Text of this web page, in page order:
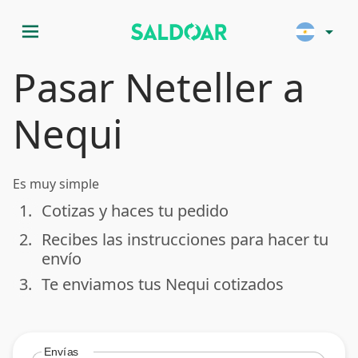
menu arrow_drop_down
Pasar Neteller a
Nequi
Es muy simple
done
1. Cotizas y haces tu pedido
done
2. Recibes las instrucciones para hacer tu
envío
done
3. Te enviamos tus Nequi cotizados
Envías